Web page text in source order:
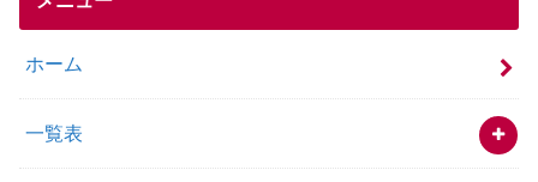
ホーム
一覧表